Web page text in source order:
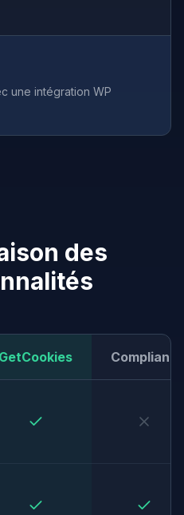
une intégration WP
des
GetCookies Complianz